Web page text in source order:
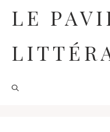
contenu
LE